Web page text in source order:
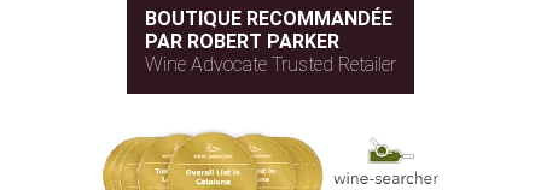
BOUTIQUE RECOMMANDÉE
PAR ROBERT PARKER
Wine Advocate Trusted Retailer